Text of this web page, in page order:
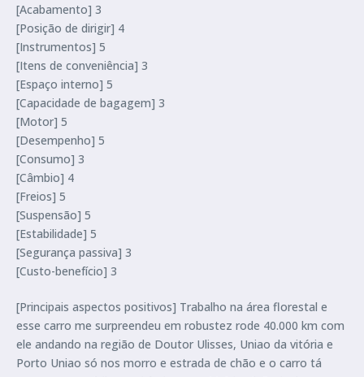
[Acabamento] 3
[Posição de dirigir] 4
[Instrumentos] 5
[Itens de conveniência] 3
[Espaço interno] 5
[Capacidade de bagagem] 3
[Motor] 5
[Desempenho] 5
[Consumo] 3
[Câmbio] 4
[Freios] 5
[Suspensão] 5
[Estabilidade] 5
[Segurança passiva] 3
[Custo-benefício] 3
[Principais aspectos positivos] Trabalho na área florestal e
esse carro me surpreendeu em robustez rode 40.000 km com
ele andando na região de Doutor Ulisses, Uniao da vitória e
Porto Uniao só nos morro e estrada de chão e o carro tá